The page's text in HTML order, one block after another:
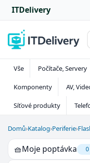
ITDelivery
Vše Počítače, Servery
Komponenty AV,
Síťové produkty
Domů›Katalog›Periferie›
🧺Moje poptávka 0